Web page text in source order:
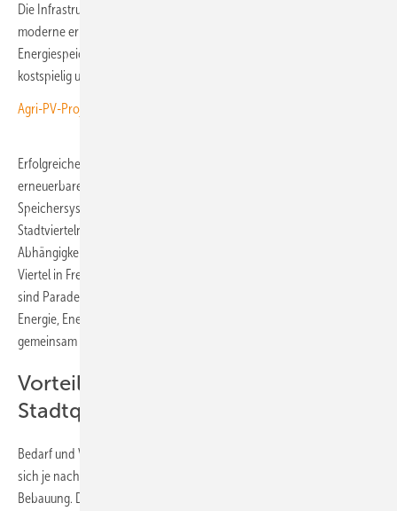
Die Infrastruktur gerade in älteren Stadtvierteln ist nicht immer für
moderne erneuerbare Energielösungen wie PV-Anlagen und
Energiespeicher geeignet. Dies macht eine Auf- und Umrüstung
kostspielig und komplex.
Agri-PV-Projekt
Erfolgreiche Beispiele zeigen jedoch: eine intelligente Integration
erneuerbarer Energiequellen wie Solarenergie, effiziente
Speichersysteme und nachhaltige Infrastruktur in einzelnen
Stadtvierteln kann die Ökobilanz ganzer Städte optimieren und die
Abhängigkeit von fossilen Energieträgern reduzieren. Das Vauban-
Viertel in Freiburg oder das Hammarby Sjöstad Viertel in Stockholm
sind Paradebeispiele für erste Innovationszentren, die erneuerbare
Energie, Energiespeicher und Energiemanagement-Systeme
gemeinsam nutzen und optimieren.
Vorteile für gemischt genutzte
Stadtquartiere
Bedarf und Voraussetzungen für einen solchen Ausbau unterscheiden
sich je nach Art des Viertels, der Bevölkerungsdichte und der
Bebauung. Das größte Potenzial für eine nachhaltige